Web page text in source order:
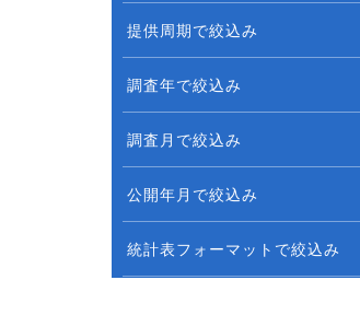
提供周期で絞込み
調査年で絞込み
調査月で絞込み
公開年月で絞込み
統計表フォーマットで絞込み